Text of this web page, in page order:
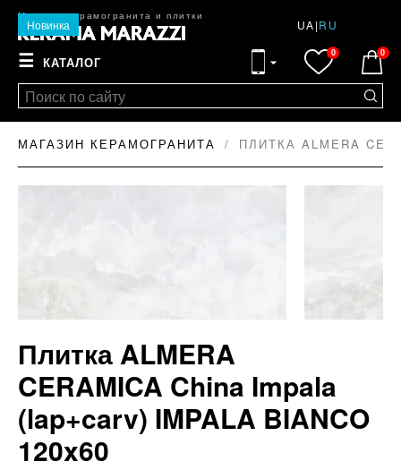
Магазин керамогранита и плитки
UA|RU
☰ КАТАЛОГ
0 0
МАГАЗИН КЕРАМОГРАНИТА ПЛИТКА ALMERA
Новинка
Плитка ALMERA
CERAMICA China Impala
(lap+carv) IMPALA BIANCO
120x60